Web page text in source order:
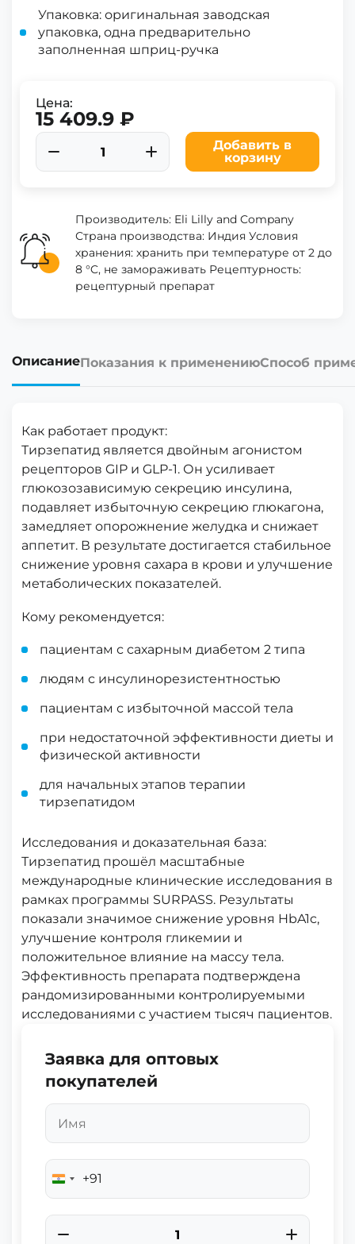
Упаковка: оригинальная заводская
упаковка, одна предварительно
заполненная шприц-ручка
Цена:
15 409.9 ₽
Добавить в
корзину
Производитель: Eli Lilly and Company
Страна производства: Индия Условия
хранения: хранить при температуре от 2 до
8 °C, не замораживать Рецептурность:
рецептурный препарат
ОписаниеПоказания к применениюСпособ
Как работает продукт:
Тирзепатид является двойным агонистом
рецепторов GIP и GLP-1. Он усиливает
глюкозозависимую секрецию инсулина,
подавляет избыточную секрецию глюкагона,
замедляет опорожнение желудка и снижает
аппетит. В результате достигается стабильное
снижение уровня сахара в крови и улучшение
метаболических показателей.
Кому рекомендуется:
пациентам с сахарным диабетом 2 типа
людям с инсулинорезистентностью
пациентам с избыточной массой тела
при недостаточной эффективности диеты и
физической активности
для начальных этапов терапии
тирзепатидом
Исследования и доказательная база:
Тирзепатид прошёл масштабные
международные клинические исследования в
рамках программы SURPASS. Результаты
показали значимое снижение уровня HbA1c,
улучшение контроля гликемии и
положительное влияние на массу тела.
Эффективность препарата подтверждена
рандомизированными контролируемыми
исследованиями с участием тысяч пациентов.
Заявка для оптовых
покупателей
India
+91
+91